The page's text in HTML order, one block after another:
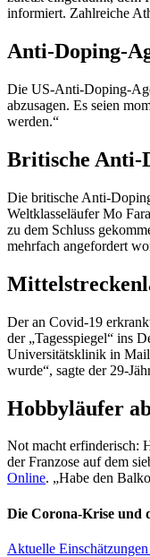
informiert. Zahlreiche
Anti-Doping-
Die US-Anti-Doping-
abzusagen. Es seien
werden.“
Britische Anti-
Die britische Anti-
Weltklasseläufer Mo
zu dem Schluss
mehrfach angefordert
Der an Covid-19
der „Tagesspiegel“ ins
Universitätsklinik in
wurde“, sagte der 29-
Hobbyläufer
Not macht erfinderisch:
der Franzose auf dem
Online. „Habe den
Die Corona-Krise und
Aktuelle